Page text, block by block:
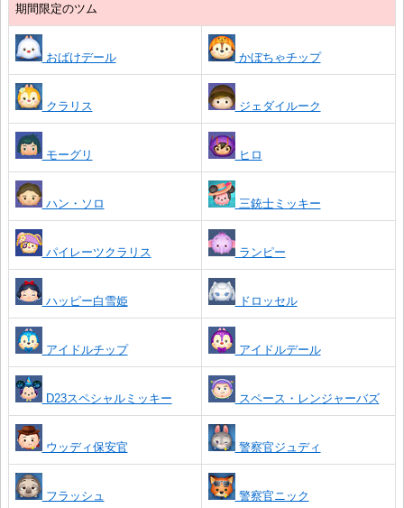
期間限定のツム
おばけデール かぼちゃチップ
クラリス ジェダイルーク
モーグリ ヒロ
ハン・ソロ 三銃士ミッキー
パイレーツクラリス ランピー
ハッピー白雪姫 ドロッセル
アイドルチップ アイドルデール
D23スペシャルミッキー スペース・レンジャーバズ
ウッディ保安官 警察官ジュディ
フラッシュ 警察官ニック